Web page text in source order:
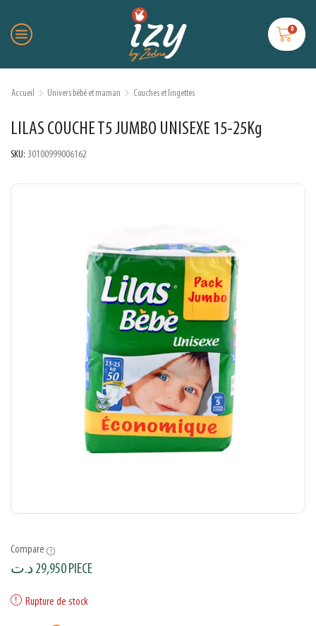
0
Accueil Univers bébé et maman Couches et lingettes
LILAS COUCHE T5 JUMBO UNISEXE 15-25Kg
SKU: 30100999006162
Compare
29,950د.ت PIECE
Rupture de stock